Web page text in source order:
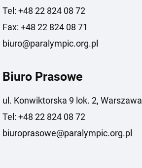
Tel: +48 22 824 08 72
Fax: +48 22 824 08 71
biuro@paralympic.org.pl
Biuro Prasowe
ul. Konwiktorska 9 lok. 2, Warszawa
Tel: +48 22 824 08 72
biuroprasowe@paralympic.org.pl